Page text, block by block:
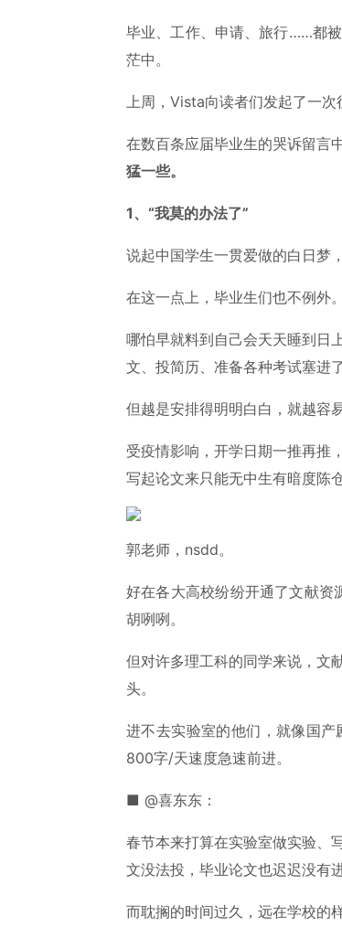
毕业、工作、申请、旅行……都
茫中。
上周，Vista向读者们发起了一次
在数百条应届毕业生的哭诉留言
猛一些。
1、“我莫的办法了”
说起中国学生一贯爱做的白日梦
在这一点上，毕业生们也不例外。
哪怕早就料到自己会天天睡到日
文、投简历、准备各种考试塞进
但越是安排得明明白白，就越
受疫情影响，开学日期一推再推
写起论文来只能无中生有暗度陈
郭老师，nsdd。
好在各大高校纷纷开通了文献
胡咧咧。
但对许多理工科的同学来说，文
头。
进不去实验室的他们，就像国
800字/天速度急速前进。
■ @喜东东：
春节本来打算在实验室做实验、
文没法投，毕业论文也迟迟没有
而耽搁的时间过久，远在学校的